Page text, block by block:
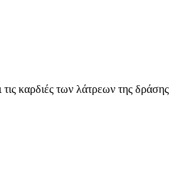
καρδιές των λάτρεων της δράσης